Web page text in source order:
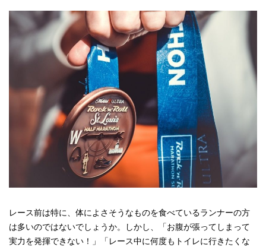
レース前は特に、体によさそうなものを食べているランナーの方
は多いのではないでしょうか。しかし、「お腹が張ってしまって
実力を発揮できない！」「レース中に何度もトイレに行きたくな